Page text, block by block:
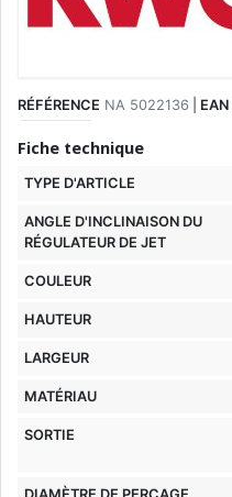
RÉFÉRENCE NA 5022136 EAN
Fiche technique
TYPE D'ARTICLE
ANGLE D'INCLINAISON DU
RÉGULATEUR DE JET
COULEUR
HAUTEUR
LARGEUR
MATÉRIAU
SORTIE